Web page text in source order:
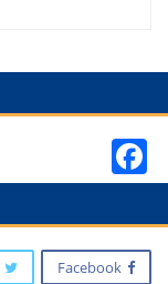
Facebook